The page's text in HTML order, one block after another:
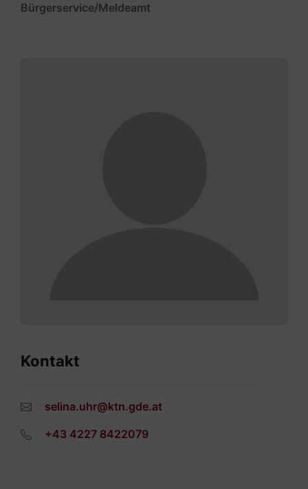
Bürgerservice/Meldeamt
Kontakt
selina.uhr@ktn.gde.at
+43 4227 8422079